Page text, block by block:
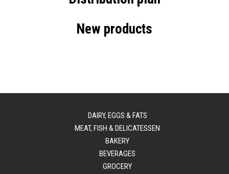
New products
DAIRY, EGGS & FATS
MEAT, FISH & DELICATESSEN
BAKERY
BEVERAGES
GROCERY